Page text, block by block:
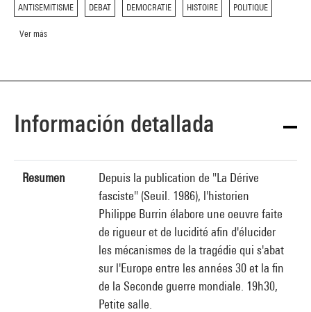
ANTISEMITISME DEBAT DEMOCRATIE HISTOIRE POLITIQUE
Ver más
Información detallada
Resumen
Depuis la publication de "La Dérive
fasciste" (Seuil. 1986), l'historien
Philippe Burrin élabore une oeuvre faite
de rigueur et de lucidité afin d'élucider
les mécanismes de la tragédie qui s'abat
sur l'Europe entre les années 30 et la fin
de la Seconde guerre mondiale. 19h30,
Petite salle.